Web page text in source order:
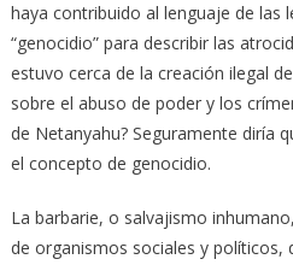
haya contribuido al lenguaje de las
“genocidio” para describir las
estuvo cerca de la creación ilegal
sobre el abuso de poder y los
de Netanyahu? Seguramente diría
el concepto de genocidio.
La barbarie, o salvajismo
de organismos sociales y políticos,